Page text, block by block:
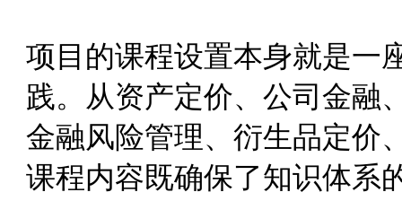
项目的课程设置本身就是一
践。从资产定价、公司金融
金融风险管理、衍生品定价
课程内容既确保了知识体系